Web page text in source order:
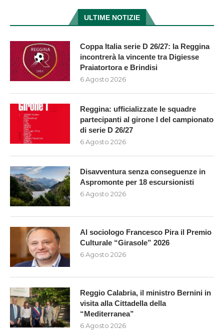
ULTIME NOTIZIE
Coppa Italia serie D 26/27: la Reggina
incontrerà la vincente tra Digiesse
Praiatortora e Brindisi
6 Agosto 2026
Reggina: ufficializzate le squadre
partecipanti al girone I del campionato
di serie D 26/27
6 Agosto 2026
Disavventura senza conseguenze in
Aspromonte per 18 escursionisti
6 Agosto 2026
Al sociologo Francesco Pira il Premio
Culturale “Girasole” 2026
6 Agosto 2026
Reggio Calabria, il ministro Bernini in
visita alla Cittadella della
“Mediterranea”
6 Agosto 2026